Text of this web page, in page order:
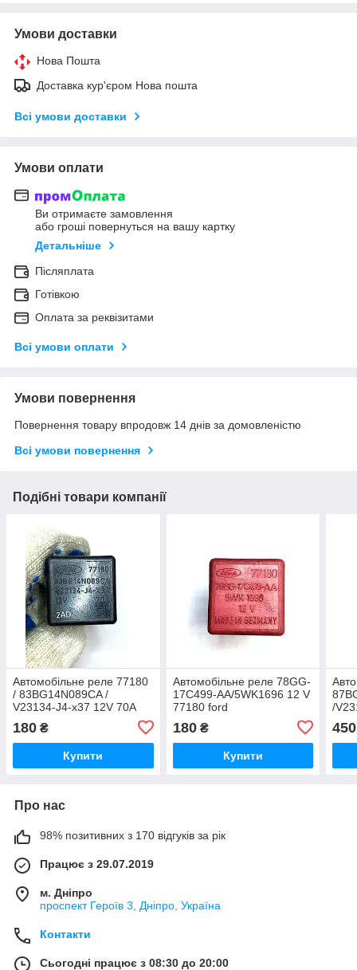
Умови доставки
Нова Пошта
Доставка кур'єром Нова пошта
Всі умови доставки
Умови оплати
Ви отримаєте замовлення
або гроші повернуться на вашу картку
Детальніше
Післяплата
Готівкою
Оплата за реквізитами
Всі умови оплати
Умови повернення
Повернення товару впродовж 14 днів за домовленістю
Всі умови повернення
Подібні товари компанії
Автомобільне реле 77180
/ 83BG14N089CA /
V23134-J4-x37 12V 70A
180 ₴
Купити
Автомобільне реле 78GG-
17C499-AA/5WK1696 12 V
77180 ford
180₴
Купити
/
450
Про нас
98% позитивних з 170 відгуків за рік
Працює з 29.07.2019
м. Дніпро
проспект Героїв 3, Дніпро, Україна
Контакти
Сьогодні працює з 08:30 до 20:00